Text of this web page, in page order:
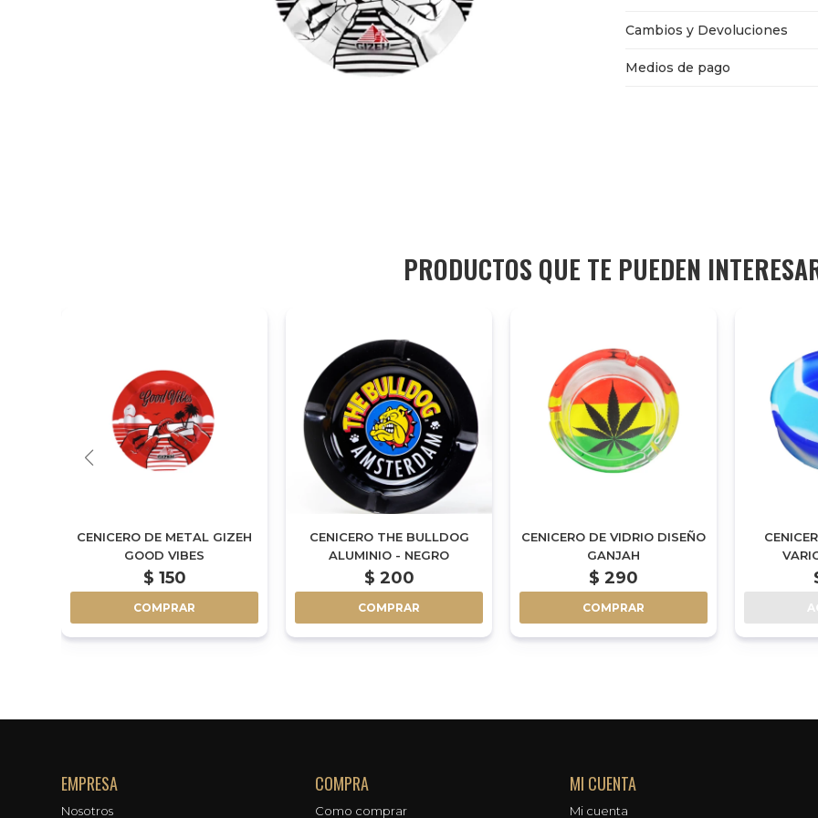
Cambios y Devoluciones
Medios de pago
PRODUCTOS QUE TE PUEDEN
CENICERO DE METAL GIZEH
GOOD VIBES
$ 150
COMPRAR
CENICERO THE BULLDOG
ALUMINIO - NEGRO
$ 200
COMPRAR
CENICERO DE VIDRIO DISEÑO
GANJAH
$ 290
COMPRAR
EMPRESA
Nosotros
COMPRA
Como comprar
MI CUENTA
Mi cuenta